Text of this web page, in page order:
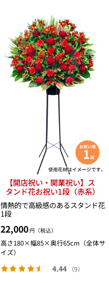
【開店祝い・開業祝い】ス
タンド花お祝い1段（赤系）
情熱的で高級感のあるスタンド花
1段
22,000 円（税込）
高さ180×幅85×奥行65cm（全体サ
イズ）
4.44 （9）